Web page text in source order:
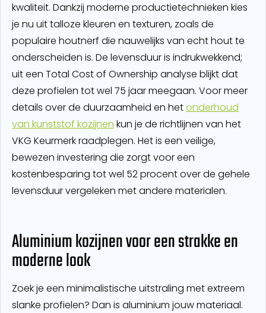
kwaliteit. Dankzij moderne productietechnieken kies
je nu uit talloze kleuren en texturen, zoals de
populaire houtnerf die nauwelijks van echt hout te
onderscheiden is. De levensduur is indrukwekkend;
uit een Total Cost of Ownership analyse blijkt dat
deze profielen tot wel 75 jaar meegaan. Voor meer
details over de duurzaamheid en hetonderhoud
van kunststof kozijnen kun je de richtlijnen van het
VKG Keurmerk raadplegen. Het is een veilige,
bewezen investering die zorgt voor een
kostenbesparing tot wel 52 procent over de gehele
levensduur vergeleken met andere materialen.
Aluminium kozijnen voor een strakke en
moderne look
Zoek je een minimalistische uitstraling met extreem
slanke profielen? Dan is aluminium jouw materiaal.